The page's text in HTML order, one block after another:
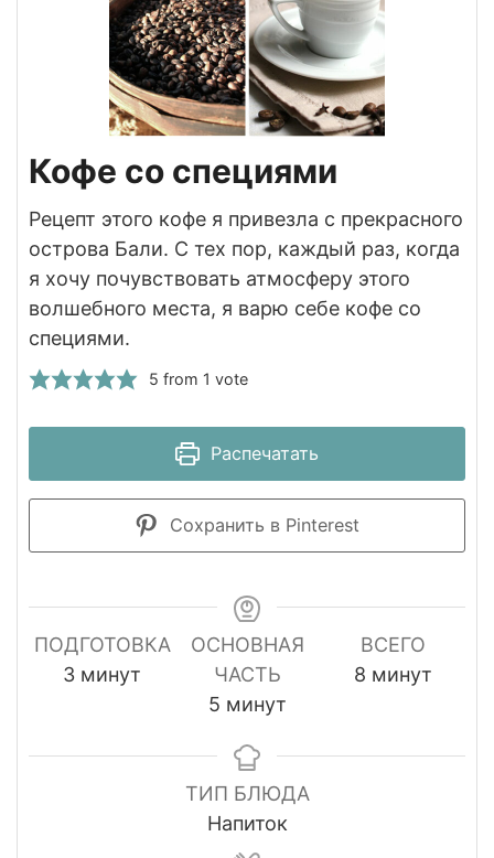
Кофе со специями
Рецепт этого кофе я привезла с прекрасного
острова Бали. С тех пор, каждый раз, когда
я хочу почувствовать атмосферу этого
волшебного места, я варю себе кофе со
специями.
5 from 1 vote
Распечатать
Сохранить в Pinterest
ПОДГОТОВКА
3минуты
минут
ОСНОВНАЯ
ЧАСТЬ
5минуты
минут
ВСЕГО
8минуты
минут
ТИП БЛЮДА
Напиток